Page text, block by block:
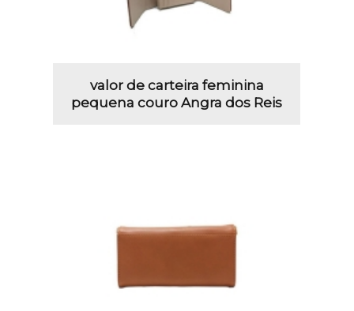
valor de carteira feminina
pequena couro Angra dos Reis